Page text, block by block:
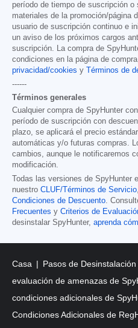
período de tiempo de suscripción o
materiales de la promoción/página
usuario de suscripción continuo e
un aviso de los próximos cargos
suscripción. La compra de
condiciones en la página de compra,
privacidad/cookies y Términos de
------
Términos generales
Cualquier compra de SpyHunter
período de suscripción con
plazo, se aplicará el precio
automáticas y/o futuras compras.
cambios, aunque le notificaremos
modificación.
Todas las versiones de SpyHunter
nuestro CLUF/Términos de Servicio
Condiciones de Descuento .
Frecuentes y Criterios de
desinstalar SpyHunter, aprenda
Casa Pasos de
evaluación de amenazas de
condiciones adicionales de
Condiciones Adicionales de